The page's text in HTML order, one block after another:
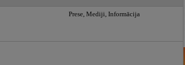
Prese, Mediji, Informācija